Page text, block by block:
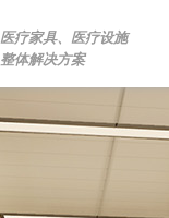
医疗家具、医疗设施
整体解决方案